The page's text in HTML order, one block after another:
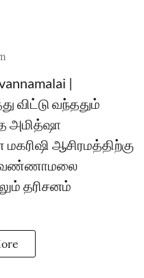
|
விட்டு வந்ததும்
அமித்ஷா
ஆசிரமத்திற்கு
தரிசனம்